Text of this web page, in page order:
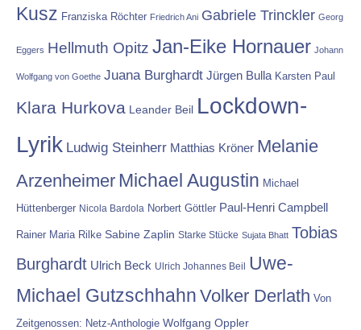
Kusz Franziska Röchter Friedrich Ani Gabriele Trinckler Georg
Eggers Hellmuth Opitz Jan-Eike Hornauer Johann
Wolfgang von Goethe Juana Burghardt Jürgen Bulla Karsten Paul
Klara Hurkova Leander Beil Lockdown-
Lyrik Ludwig Steinherr Matthias Kröner Melanie
Arzenheimer Michael Augustin Michael
Hüttenberger Nicola Bardola Norbert Göttler Paul-Henri Campbell
Rainer Maria Rilke Sabine Zaplin Starke Stücke Sujata Bhatt Tobias
Burghardt Ulrich Beck Ulrich Johannes Beil Uwe-
Michael Gutzschhahn Volker Derlath Von
Zeitgenossen: Netz-Anthologie Wolfgang Oppler